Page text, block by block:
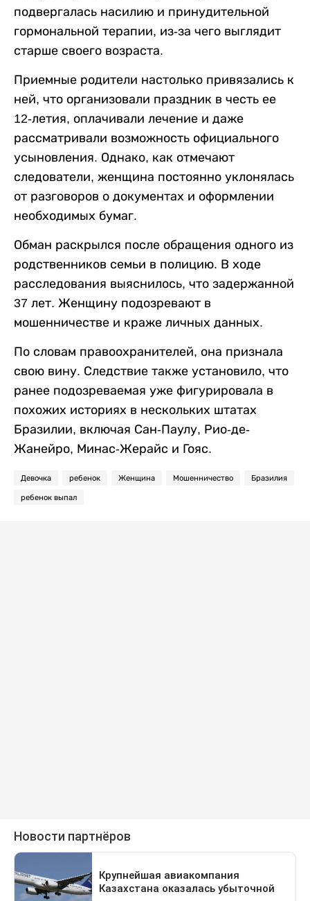
подвергалась насилию и принудительной
гормональной терапии, из-за чего выглядит
старше своего возраста.
Приемные родители настолько привязались к
ней, что организовали праздник в честь ее
12-летия, оплачивали лечение и даже
рассматривали возможность официального
усыновления. Однако, как отмечают
следователи, женщина постоянно уклонялась
от разговоров о документах и оформлении
необходимых бумаг.
Обман раскрылся после обращения одного из
родственников семьи в полицию. В ходе
расследования выяснилось, что задержанной
37 лет. Женщину подозревают в
мошенничестве и краже личных данных.
По словам правоохранителей, она признала
свою вину. Следствие также установило, что
ранее подозреваемая уже фигурировала в
похожих историях в нескольких штатах
Бразилии, включая Сан-Паулу, Рио-де-
Жанейро, Минас-Жерайс и Гояс.
Девочка ребенок Женщина Мошенничество Бразилия
ребенок выпал